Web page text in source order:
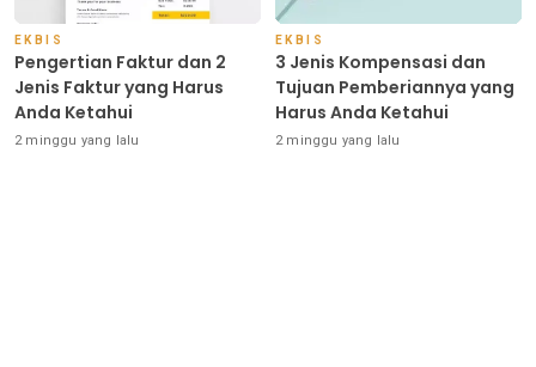
EKBIS
Pengertian Faktur dan 2
Jenis Faktur yang Harus
Anda Ketahui
2 minggu yang lalu
EKBIS
3 Jenis Kompensasi dan
Tujuan Pemberiannya yang
Harus Anda Ketahui
2 minggu yang lalu